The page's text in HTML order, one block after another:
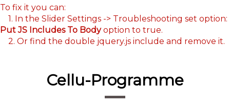
To fix it you can:
1. In the Slider Settings -> Troubleshooting set option:
Put JS Includes To Bodyoption to true.
2. Or find the double jquery.js include and remove it.
Cellu-Programme